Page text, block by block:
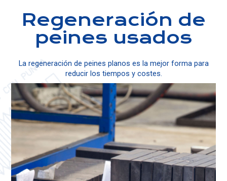
Regeneración de
peines usados
La regeneración de peines planos es la mejor forma para
reducir los tiempos y costes.